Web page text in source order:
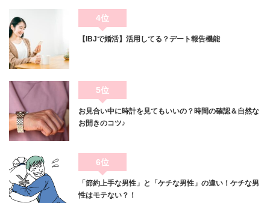
4位
【IBJで婚活】活用してる？デート報告機能
5位
お見合い中に時計を見てもいいの？時間の確認＆自然な
お開きのコツ♪
6位
「節約上手な男性」と「ケチな男性」の違い！ケチな男
性はモテない？！